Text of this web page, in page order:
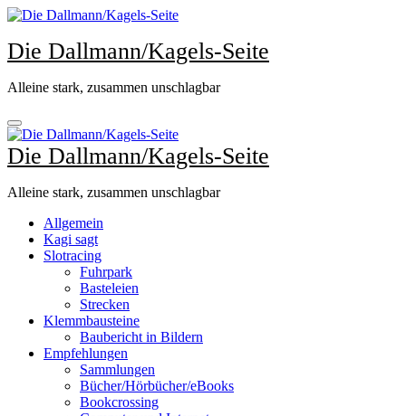
Zum
springen
Die Dallmann/Kagels-Seite
Alleine stark, zusammen unschlagbar
Die Dallmann/Kagels-Seite
Alleine stark, zusammen unschlagbar
Allgemein
Kagi sagt
Slotracing
Fuhrpark
Basteleien
Strecken
Klemmbausteine
Baubericht in Bildern
Empfehlungen
Sammlungen
Bücher/Hörbücher/eBooks
Bookcrossing